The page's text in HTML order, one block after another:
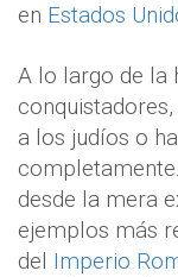
en Estados
A lo largo de la
a los judíos o
desde la mera
ejemplos más
del Imperio